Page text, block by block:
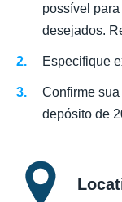
possível
desejados.
Especifique
Confirme
depósito de